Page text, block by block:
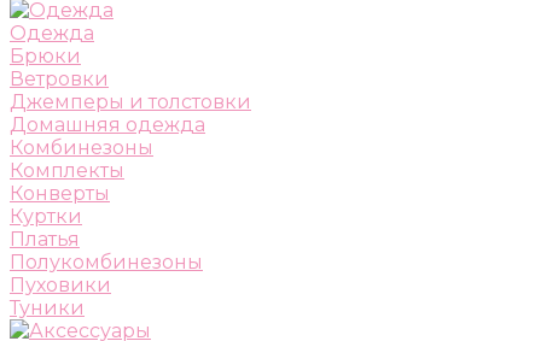
Одежда
Брюки
Ветровки
Джемперы и толстовки
Домашняя одежда
Комбинезоны
Комплекты
Конверты
Куртки
Платья
Полукомбинезоны
Пуховики
Туники